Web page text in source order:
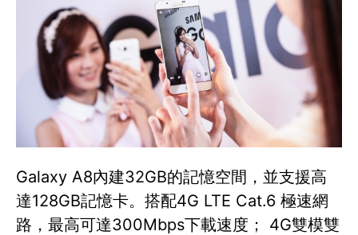
Galaxy A8內建32GB的記憶空間，並支援高
達128GB記憶卡。搭配4G LTE Cat.6 極速網
路，最高可達300Mbps下載速度； 4G雙模雙